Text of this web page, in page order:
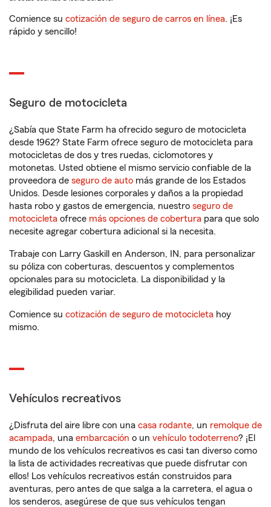
Comience su cotización de seguro de carros en línea. ¡Es
rápido y sencillo!
Seguro de motocicleta
¿Sabía que State Farm ha ofrecido seguro de motocicleta
desde 1962? State Farm ofrece seguro de motocicleta para
motocicletas de dos y tres ruedas, ciclomotores y
motonetas. Usted obtiene el mismo servicio confiable de la
proveedora de seguro de auto más grande de los Estados
Unidos. Desde lesiones corporales y daños a la propiedad
hasta robo y gastos de emergencia, nuestro seguro de
motocicleta ofrece más opciones de cobertura para que solo
necesite agregar cobertura adicional si la necesita.
Trabaje con Larry Gaskill en Anderson, IN, para personalizar
su póliza con coberturas, descuentos y complementos
opcionales para su motocicleta. La disponibilidad y la
elegibilidad pueden variar.
Comience su cotización de seguro de motocicleta hoy
mismo.
Vehículos recreativos
¿Disfruta del aire libre con una casa rodante, un remolque de
acampada, una embarcación o un vehículo todoterreno? ¡El
mundo de los vehículos recreativos es casi tan diverso como
la lista de actividades recreativas que puede disfrutar con
ellos! Los vehículos recreativos están construidos para
aventuras, pero antes de que salga a la carretera, el agua o
los senderos, asegúrese de que sus vehículos tengan